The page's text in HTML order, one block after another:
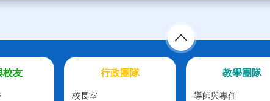
校友 行政團隊
校長室
教學團隊
導師與專任